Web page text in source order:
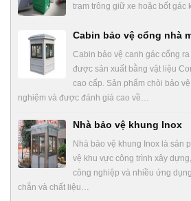
trạm trông giữ xe hoặc bốt gác
Cabin bảo vệ cổng nhà
Cabin bảo vệ canh gác cổng
được sản xuất bằng vật liệu
cao cấp. Sản phẩm chòi bảo
nghiệm và được đánh giá cao về…
Nhà bảo vệ khung Inox
Nhà bảo vệ khung Inox là sản
vệ khu vực công trình xây
công nghiệp và nhiều ứng
chắn và chất liệu…